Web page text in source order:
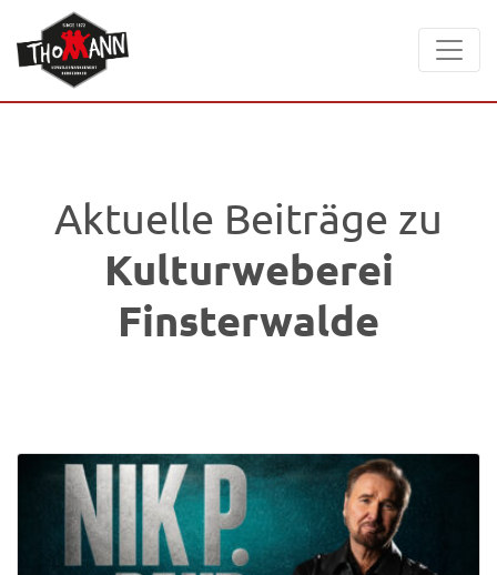
Aktuelle Beiträge zu
Kulturweberei
Finsterwalde